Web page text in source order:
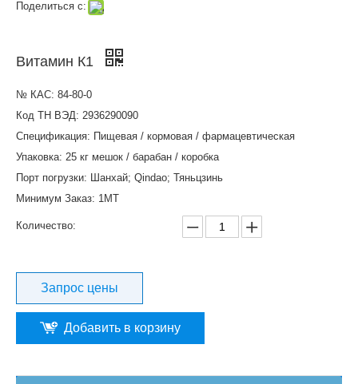
Поделиться с:
Витамин К1
№ КАС: 84-80-0
Код ТН ВЭД: 2936290090
Спецификация: Пищевая / кормовая / фармацевтическая
Упаковка: 25 кг мешок / барабан / коробка
Порт погрузки: Шанхай; Qindao; Тяньцзинь
Минимум Заказ: 1MT
Количество:
Запрос цены
Добавить в корзину